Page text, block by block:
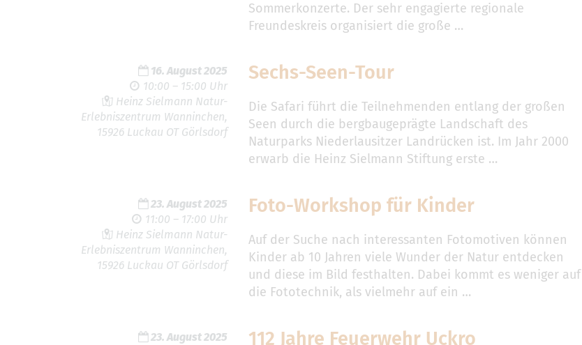
Sommerkonzerte. Der sehr engagierte regionale
Freundeskreis organisiert die große …
16. August 2025
10:00 – 15:00 Uhr
Heinz Sielmann Natur-
Erlebniszentrum Wanninchen,
15926 Luckau OT Görlsdorf
Sechs-Seen-Tour
Die Safari führt die Teilnehmenden entlang der großen
Seen durch die bergbaugeprägte Landschaft des
Naturparks Niederlausitzer Landrücken ist. Im Jahr 2000
erwarb die Heinz Sielmann Stiftung erste …
23. August 2025
11:00 – 17:00 Uhr
Heinz Sielmann Natur-
Erlebniszentrum Wanninchen,
15926 Luckau OT Görlsdorf
Foto-Workshop für Kinder
Auf der Suche nach interessanten Fotomotiven können
Kinder ab 10 Jahren viele Wunder der Natur entdecken
und diese im Bild festhalten. Dabei kommt es weniger auf
die Fototechnik, als vielmehr auf ein …
23. August 2025 112 Jahre Feuerwehr Uckro